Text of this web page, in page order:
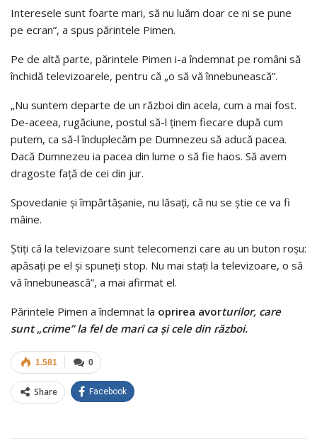
Interesele sunt foarte mari, să nu luăm doar ce ni se pune
pe ecran”, a spus părintele Pimen.
Pe de altă parte, părintele Pimen i-a îndemnat pe români să
închidă televizoarele, pentru că „o să vă înnebunească”.
„Nu suntem departe de un război din acela, cum a mai fost.
De-aceea, rugăciune, postul să-l ținem fiecare după cum
putem, ca să-l înduplecăm pe Dumnezeu să aducă pacea.
Dacă Dumnezeu ia pacea din lume o să fie haos. Să avem
dragoste față de cei din jur.
Spovedanie și împărtășanie, nu lăsați, că nu se știe ce va fi
mâine.
Știți că la televizoare sunt telecomenzi care au un buton roșu:
apăsați pe el și spuneți stop. Nu mai stați la televizoare, o să
vă înnebunească”, a mai afirmat el.
Părintele Pimen a îndemnat la oprirea avorturilor, care
sunt „crime” la fel de mari ca și cele din război.
0
1.581
Share Facebook